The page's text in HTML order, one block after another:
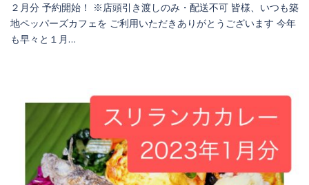
２月分 予約開始！ ※店頭引き渡しのみ・配送不可 皆様、いつも築
地ペッパーズカフェを ご利用いただきありがとうございます 今年
も早々と１月…